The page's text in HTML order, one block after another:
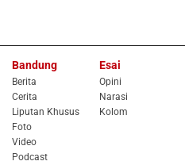
Bandung
Berita
Cerita
Liputan Khusus
Foto
Video
Podcast
Esai
Opini
Narasi
Kolom